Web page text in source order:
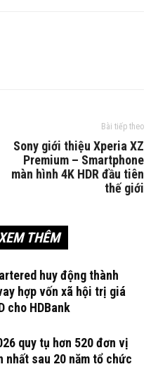
Bài tiếp theo
Sony giới thiệu Xperia XZ
Premium – Smartphone
màn hình 4K HDR đầu tiên
thế giới
THÊM
huy động thành
hợp vốn xã hội trị giá
cho HDBank
quy tụ hơn 520 đơn vị
nhất sau 20 năm tổ chức